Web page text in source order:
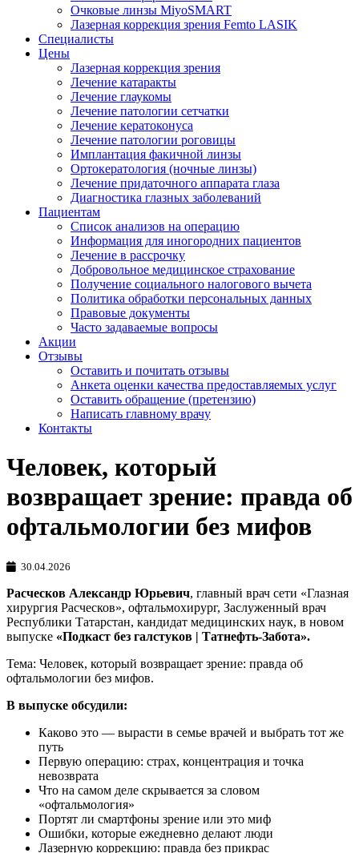
Очковые линзы MiyoSMART
Лазерная коррекция зрения Femto LASIK
Специалисты
Цены
Лазерная коррекция зрения
Лечение катаракты
Лечение глаукомы
Лечение патологии сетчатки
Лечение кератоконуса
Лечение патологии роговицы
Имплантация факичной линзы
Ортокератология (ночные линзы)
Лечение придаточного аппарата глаза
Диагностика глазных заболеваний
Пациентам
Список анализов на операцию
Информация для иногородних пациентов
Лечение в рассрочку
Добровольное медицинское страхование
Получение социального налогового вычета
Политика обработки персональных данных
Правовые документы
Часто задаваемые вопросы
Акции
Отзывы
Оставить и почитать отзывы
Анкета оценки качества предоставляемых услуг
Оставить обращение (претензию)
Написать главному врачу
Контакты
Человек, который
возвращает зрение: правда об
офтальмологии без мифов
30.04.2026
Расческов Александр Юрьевич, главный врач сети «Глазная
хирургия Расческов», офтальмохирург, Заслуженный врач
Республики Татарстан, кандидат медицинских наук, в новом
выпуске «Подкаст без галстуков | Татнефть-Забота».
Тема: Человек, который возвращает зрение: правда об
офтальмологии без мифов.
В выпуске обсудили:
Каково это — вырасти в семье врачей и выбрать тот же
путь
Первую операцию: страх, концентрация и точка
невозврата
Что на самом деле скрывается за словом
«офтальмология»
Портят ли смартфоны зрение или это миф
Ошибки, которые ежедневно делают люди
Лазерную коррекцию: правда без прикрас